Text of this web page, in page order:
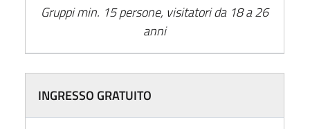
Gruppi min. 15 persone, visitatori da 18 a 26
anni
INGRESSO GRATUITO